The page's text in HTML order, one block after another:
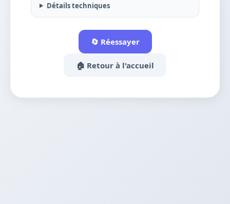
Détails techniques
🔄 Réessayer
🏠 Retour à l'accueil